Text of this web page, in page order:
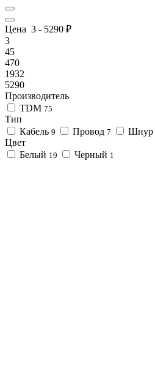
Цена 3 - 5290 ₽
3
45
470
1932
5290
Производитель
TDM 75
Тип
Кабель 9 Провод 7 Шнур
Цвет
Белый 19 Черный 1